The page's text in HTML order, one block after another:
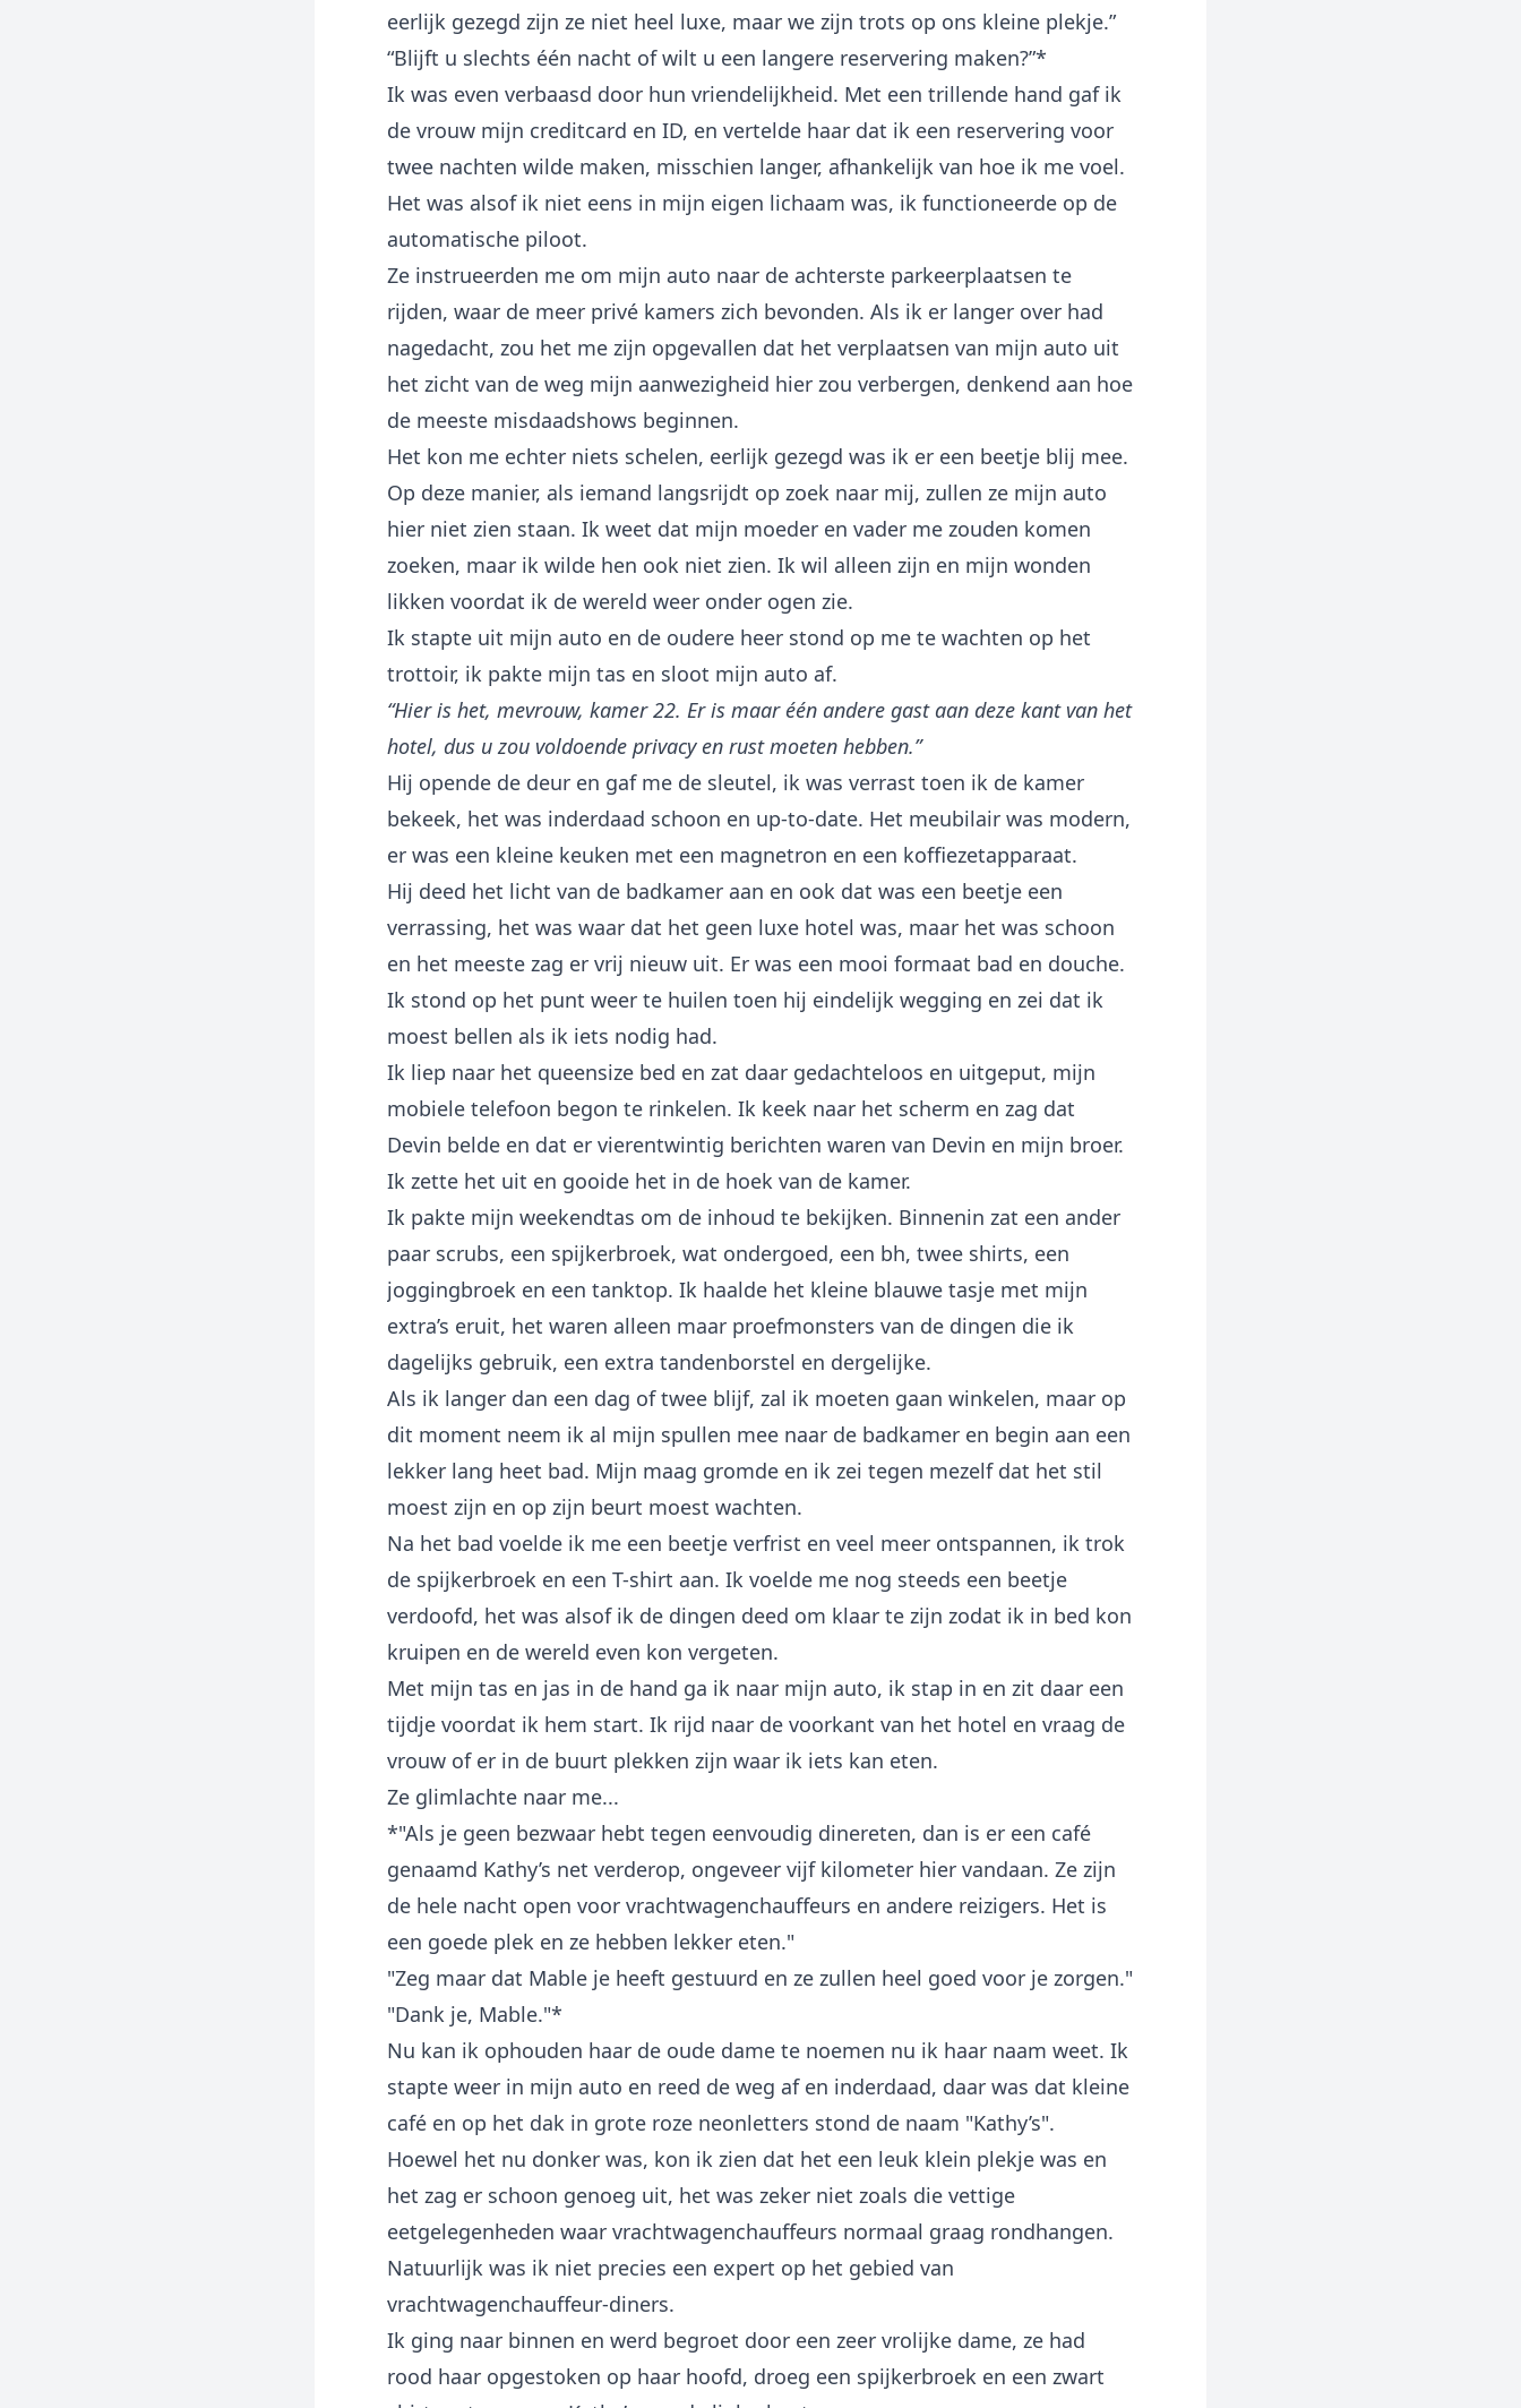
eerlijk gezegd zijn ze niet heel luxe, maar we zijn trots op ons kleine plekje.”
“Blijft u slechts één nacht of wilt u een langere reservering maken?”*
Ik was even verbaasd door hun vriendelijkheid. Met een trillende hand gaf ik
de vrouw mijn creditcard en ID, en vertelde haar dat ik een reservering voor
twee nachten wilde maken, misschien langer, afhankelijk van hoe ik me voel.
Het was alsof ik niet eens in mijn eigen lichaam was, ik functioneerde op de
automatische piloot.
Ze instrueerden me om mijn auto naar de achterste parkeerplaatsen te
rijden, waar de meer privé kamers zich bevonden. Als ik er langer over had
nagedacht, zou het me zijn opgevallen dat het verplaatsen van mijn auto uit
het zicht van de weg mijn aanwezigheid hier zou verbergen, denkend aan hoe
de meeste misdaadshows beginnen.
Het kon me echter niets schelen, eerlijk gezegd was ik er een beetje blij mee.
Op deze manier, als iemand langsrijdt op zoek naar mij, zullen ze mijn auto
hier niet zien staan. Ik weet dat mijn moeder en vader me zouden komen
zoeken, maar ik wilde hen ook niet zien. Ik wil alleen zijn en mijn wonden
likken voordat ik de wereld weer onder ogen zie.
Ik stapte uit mijn auto en de oudere heer stond op me te wachten op het
trottoir, ik pakte mijn tas en sloot mijn auto af.
“Hier is het, mevrouw, kamer 22. Er is maar één andere gast aan deze kant van het
hotel, dus u zou voldoende privacy en rust moeten hebben.”
Hij opende de deur en gaf me de sleutel, ik was verrast toen ik de kamer
bekeek, het was inderdaad schoon en up-to-date. Het meubilair was modern,
er was een kleine keuken met een magnetron en een koffiezetapparaat.
Hij deed het licht van de badkamer aan en ook dat was een beetje een
verrassing, het was waar dat het geen luxe hotel was, maar het was schoon
en het meeste zag er vrij nieuw uit. Er was een mooi formaat bad en douche.
Ik stond op het punt weer te huilen toen hij eindelijk wegging en zei dat ik
moest bellen als ik iets nodig had.
Ik liep naar het queensize bed en zat daar gedachteloos en uitgeput, mijn
mobiele telefoon begon te rinkelen. Ik keek naar het scherm en zag dat
Devin belde en dat er vierentwintig berichten waren van Devin en mijn broer.
Ik zette het uit en gooide het in de hoek van de kamer.
Ik pakte mijn weekendtas om de inhoud te bekijken. Binnenin zat een ander
paar scrubs, een spijkerbroek, wat ondergoed, een bh, twee shirts, een
joggingbroek en een tanktop. Ik haalde het kleine blauwe tasje met mijn
extra’s eruit, het waren alleen maar proefmonsters van de dingen die ik
dagelijks gebruik, een extra tandenborstel en dergelijke.
Als ik langer dan een dag of twee blijf, zal ik moeten gaan winkelen, maar op
dit moment neem ik al mijn spullen mee naar de badkamer en begin aan een
lekker lang heet bad. Mijn maag gromde en ik zei tegen mezelf dat het stil
moest zijn en op zijn beurt moest wachten.
Na het bad voelde ik me een beetje verfrist en veel meer ontspannen, ik trok
de spijkerbroek en een T-shirt aan. Ik voelde me nog steeds een beetje
verdoofd, het was alsof ik de dingen deed om klaar te zijn zodat ik in bed kon
kruipen en de wereld even kon vergeten.
Met mijn tas en jas in de hand ga ik naar mijn auto, ik stap in en zit daar een
tijdje voordat ik hem start. Ik rijd naar de voorkant van het hotel en vraag de
vrouw of er in de buurt plekken zijn waar ik iets kan eten.
Ze glimlachte naar me...
*"Als je geen bezwaar hebt tegen eenvoudig dinereten, dan is er een café
genaamd Kathy’s net verderop, ongeveer vijf kilometer hier vandaan. Ze zijn
de hele nacht open voor vrachtwagenchauffeurs en andere reizigers. Het is
een goede plek en ze hebben lekker eten."
"Zeg maar dat Mable je heeft gestuurd en ze zullen heel goed voor je zorgen."
"Dank je, Mable."*
Nu kan ik ophouden haar de oude dame te noemen nu ik haar naam weet. Ik
stapte weer in mijn auto en reed de weg af en inderdaad, daar was dat kleine
café en op het dak in grote roze neonletters stond de naam "Kathy’s".
Hoewel het nu donker was, kon ik zien dat het een leuk klein plekje was en
het zag er schoon genoeg uit, het was zeker niet zoals die vettige
eetgelegenheden waar vrachtwagenchauffeurs normaal graag rondhangen.
Natuurlijk was ik niet precies een expert op het gebied van
vrachtwagenchauffeur-diners.
Ik ging naar binnen en werd begroet door een zeer vrolijke dame, ze had
rood haar opgestoken op haar hoofd, droeg een spijkerbroek en een zwart